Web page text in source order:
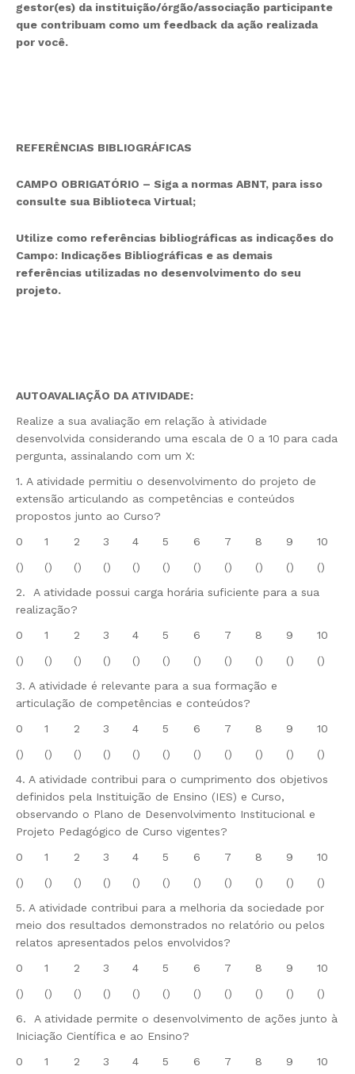
gestor(es) da instituição/órgão/associação participante
que contribuam como um feedback da ação realizada
por você.
REFERÊNCIAS BIBLIOGRÁFICAS
CAMPO OBRIGATÓRIO – Siga a normas ABNT, para isso
consulte sua Biblioteca Virtual;
Utilize como referências bibliográficas as indicações do
Campo: Indicações Bibliográficas e as demais
referências utilizadas no desenvolvimento do seu
projeto.
AUTOAVALIAÇÃO DA ATIVIDADE:
Realize a sua avaliação em relação à atividade
desenvolvida considerando uma escala de 0 a 10 para cada
pergunta, assinalando com um X:
1. A atividade permitiu o desenvolvimento do projeto de
extensão articulando as competências e conteúdos
propostos junto ao Curso?
0
1 2 3 4 5 6 7 8 9
10
()
() () () () () () () () ()
()
2. A atividade possui carga horária suficiente para a sua
realização?
0
1 2 3 4 5 6 7 8 9
10
()
() () () () () () () () ()
()
3. A atividade é relevante para a sua formação e
articulação de competências e conteúdos?
0
1 2 3 4 5 6 7 8 9
10
()
() () () () () () () () ()
()
4. A atividade contribui para o cumprimento dos objetivos
definidos pela Instituição de Ensino (IES) e Curso,
observando o Plano de Desenvolvimento Institucional e
Projeto Pedagógico de Curso vigentes?
0
1 2 3 4 5 6 7 8 9
10
()
() () () () () () () () ()
()
5. A atividade contribui para a melhoria da sociedade por
meio dos resultados demonstrados no relatório ou pelos
relatos apresentados pelos envolvidos?
0
1 2 3 4 5 6 7 8 9
10
()
() () () () () () () () ()
()
6. A atividade permite o desenvolvimento de ações junto à
Iniciação Científica e ao Ensino?
0
1 2 3 4 5 6 7 8 9
10